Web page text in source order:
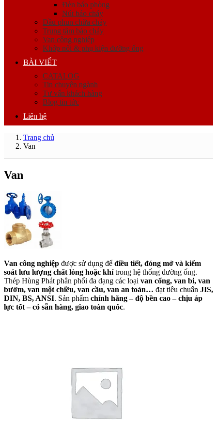
Đèn báo phòng
Nút báo cháy
Đầu phun chữa cháy
Trung tâm báo cháy
Van công nghiệp
Khớp nối & phụ kiện đường ống
BÀI VIẾT
CATALOG
Tin chuyên ngành
Tư vấn khách hàng
Blog tin tức
Liên hệ
Trang chủ
Van
Van
Van công nghiệp được sử dụng để điều tiết, đóng mở và kiểm
soát lưu lượng chất lỏng hoặc khítrong hệ thống đường ống.
Thép Hùng Phát phân phối đa dạng các loại van cổng, van bi, van
bướm, van một chiều, van cầu, van an toàn… đạt tiêu chuẩn JIS,
DIN, BS, ANSI. Sản phẩm chính hãng – độ bền cao – chịu áp
lực tốt – có sẵn hàng, giao toàn quốc.